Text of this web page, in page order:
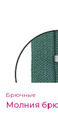
Брючные
Молния